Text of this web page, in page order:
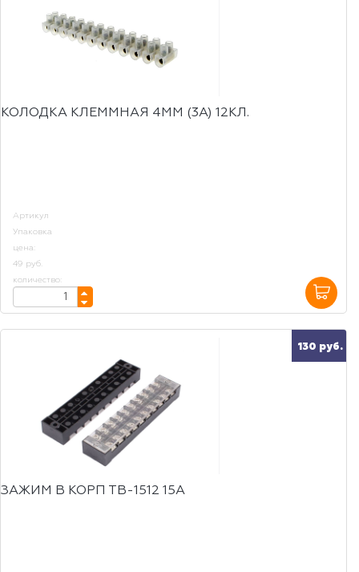
КОЛОДКА КЛЕММНАЯ 4ММ (3А) 12КЛ.
Артикул
Упаковка
цена:
49 руб.
количество:
130 руб.
ЗАЖИМ В КОРП ТВ-1512 15А